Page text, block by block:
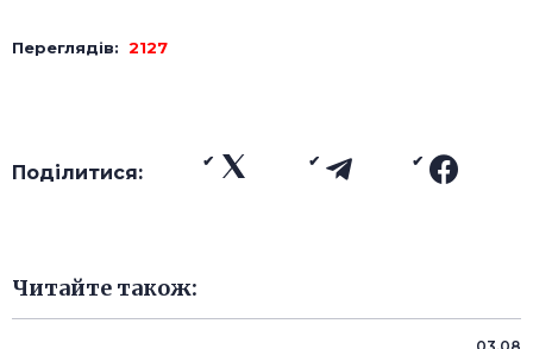
Переглядів: 2127
Поділитися:
Читайте також: